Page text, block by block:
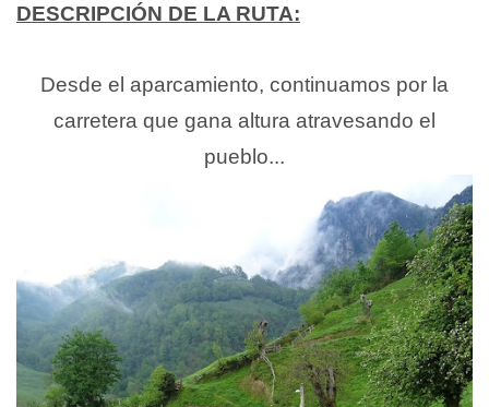
DESCRIPCIÓN DE LA RUTA:
Desde el aparcamiento, continuamos por la
carretera que gana altura atravesando el
pueblo...